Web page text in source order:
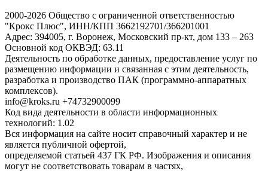
2000-2026 Общество с ограниченной ответственностью
"Крокс Плюс", ИНН/КПП 3662192701/366201001
Адрес: 394005, г. Воронеж, Московский пр-кт, дом 133 – 263
Основной код ОКВЭД: 63.11
Деятельность по обработке данных, предоставление услуг по
размещению информации и связанная с этим деятельность,
разработка и производство ПАК (программно-аппаратных
комплексов).
info@kroks.ru +74732900099
Код вида деятельности в области информационных
технологий: 1.02
Вся информация на сайте носит справочный характер и не
является публичной офертой,
определяемой статьей 437 ГК РФ. Изображения и описания
могут не соответствовать товарам в частях,